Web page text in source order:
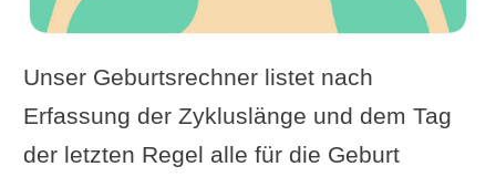
Unser Geburtsrechner listet nach
Erfassung der Zykluslänge und dem Tag
der letzten Regel alle für die Geburt